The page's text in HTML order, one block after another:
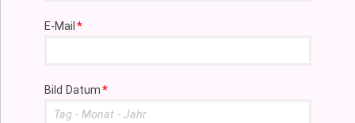
Pflichtfeld
E-Mail*
Pflichtfeld
Bild Datum*